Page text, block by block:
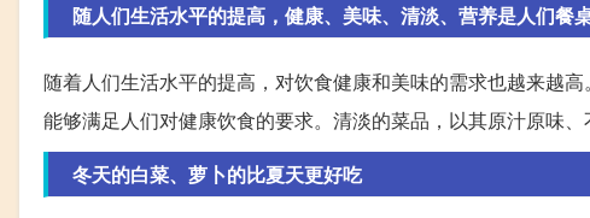
随人们生活水平的提高，健康、美味、清淡、营养是人们餐
随着人们生活水平的提高，对饮食健康和美味的需求也越来越
能够满足人们对健康饮食的要求。清淡的菜品，以其原汁原味
冬天的白菜、萝卜的比夏天更好吃